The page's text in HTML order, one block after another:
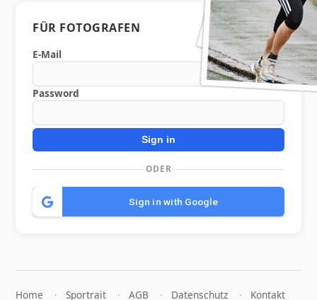
FÜR FOTOGRAFEN
E-Mail
Password
Sign in
ODER
Sign in with Google
Home Sportrait AGB Datenschutz Kontakt